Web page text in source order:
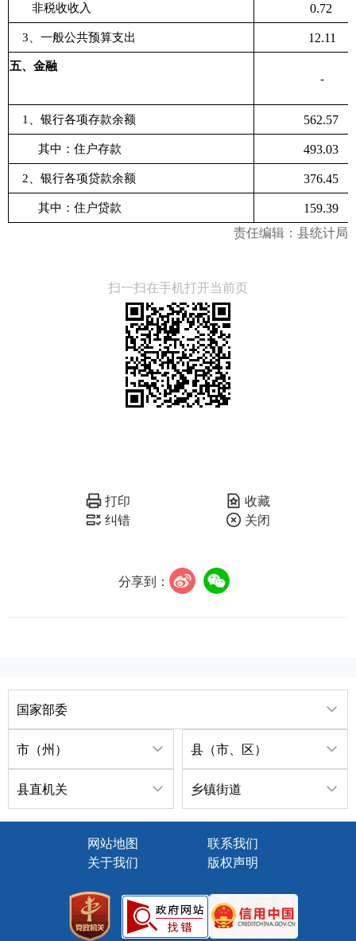
非税收收入 0.72
3、一般公共预算支出 12.11
五、金融
-
1、银行各项存款余额 562.57
其中：住户存款 493.03
2、银行各项贷款余额 376.45
其中：住户贷款 159.39
责任编辑：县统计局
扫一扫在手机打开当前页
打印
收藏
纠错
关闭
分享到：
国家部委
市（州） 县（市、区）
县直机关 乡镇街道
网站地图
联系我们
关于我们
版权声明